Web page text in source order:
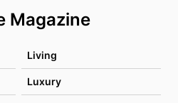
Magazine
Living
Luxury